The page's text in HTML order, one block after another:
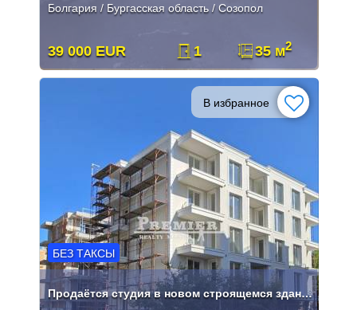
Болгария / Бургасская область / Созопол
39 000 EUR 1 35 м2
В избранное
БЕЗ ТАКСЫ
Продаётся студия в новом строящемся здании в к.к Солнечный Берег.